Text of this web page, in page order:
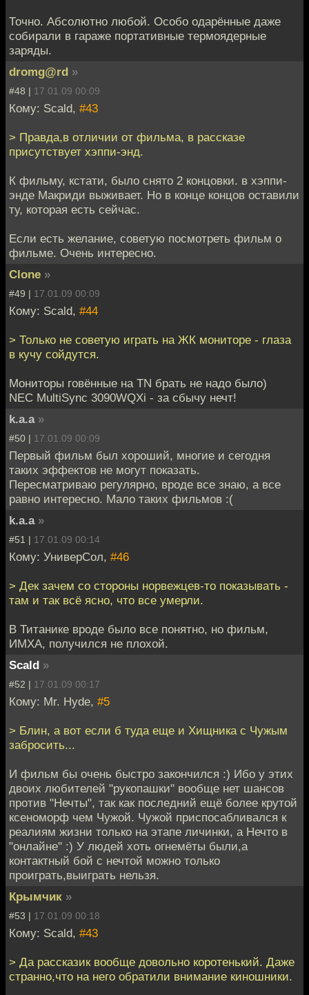
Точно. Абсолютно любой. Особо одарённые даже
собирали в гараже портативные термоядерные
заряды.
dromg@rd »
#48 | 17.01.09 00:09
Кому: Scald, #43
> Правда,в отличии от фильма, в рассказе
присутствует хэппи-энд.
К фильму, кстати, было снято 2 концовки. в хэппи-
энде Макриди выживает. Но в конце концов оставили
ту, которая есть сейчас.
Если есть желание, советую посмотреть фильм о
фильме. Очень интересно.
Clone »
#49 | 17.01.09 00:09
Кому: Scald, #44
> Только не советую играть на ЖК мониторе - глаза
в кучу сойдутся.
Мониторы говённые на TN брать не надо было)
NEC MultiSync 3090WQXi - за сбычу нечт!
k.a.a »
#50 | 17.01.09 00:09
Первый фильм был хороший, многие и сегодня
таких эффектов не могут показать.
Пересматриваю регулярно, вроде все знаю, а все
равно интересно. Мало таких фильмов :(
k.a.a »
#51 | 17.01.09 00:14
Кому: УниверСол, #46
> Дек зачем со стороны норвежцев-то показывать -
там и так всё ясно, что все умерли.
В Титанике вроде было все понятно, но фильм,
ИМХА, получился не плохой.
Scald »
#52 | 17.01.09 00:17
Кому: Mr. Hyde, #5
> Блин, а вот если б туда еще и Хищника с Чужым
забросить...
И фильм бы очень быстро закончился :) Ибо у этих
двоих любителей "рукопашки" вообще нет шансов
против "Нечты", так как последний ещё более крутой
ксеноморф чем Чужой. Чужой приспосабливался к
реалиям жизни только на этапе личинки, а Нечто в
"онлайне" :) У людей хоть огнемёты были,а
контактный бой с нечтой можно только
проиграть,выиграть нельзя.
Крымчик »
#53 | 17.01.09 00:18
Кому: Scald, #43
> Да рассказик вообще довольно коротенький. Даже
странно,что на него обратили внимание киношники.